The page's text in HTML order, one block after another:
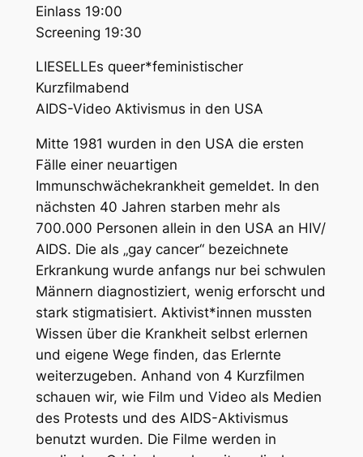
Einlass 19:00
Screening 19:30
LIESELLEs queer*feministischer
Kurzfilmabend
AIDS-Video Aktivismus in den USA
Mitte 1981 wurden in den USA die ersten
Fälle einer neuartigen
Immunschwächekrankheit gemeldet. In den
nächsten 40 Jahren starben mehr als
700.000 Personen allein in den USA an HIV/
AIDS. Die als „gay cancer“ bezeichnete
Erkrankung wurde anfangs nur bei schwulen
Männern diagnostiziert, wenig erforscht und
stark stigmatisiert. Aktivist*innen mussten
Wissen über die Krankheit selbst erlernen
und eigene Wege finden, das Erlernte
weiterzugeben. Anhand von 4 Kurzfilmen
schauen wir, wie Film und Video als Medien
des Protests und des AIDS-Aktivismus
benutzt wurden. Die Filme werden in